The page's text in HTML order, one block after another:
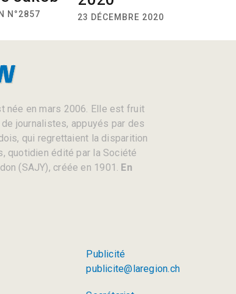
N°2857 23 DÉCEMBRE 2020
née en mars 2006. Elle est fruit
journalistes, appuyés par des
qui regrettaient la disparition
quotidien édité par la Société
(SAJY), créée en 1901. En
Publicité
publicite@laregion.ch